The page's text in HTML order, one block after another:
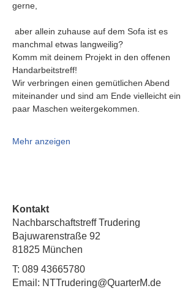
gerne,
manchmal etwas langweilig?
Komm mit deinem Projekt in den offenen
Handarbeitstreff!
Wir verbringen einen gemütlichen Abend
miteinander und sind am Ende vielleicht ein
paar Maschen weitergekommen.
Mehr anzeigen
Kontakt
Nachbarschaftstreff Trudering
Bajuwarenstraße 92
81825 München
T: 089 43665780
Email: NTTrudering@QuarterM.de